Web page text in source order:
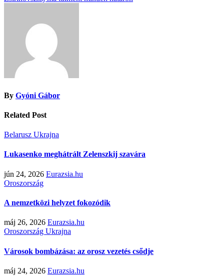
navigáció
By Gyóni Gábor
Related Post
Belarusz Ukrajna
Lukasenko meghátrált Zelenszkij szavára
jún 24, 2026 Eurazsia.hu
Oroszország
A nemzetközi helyzet fokozódik
máj 26, 2026 Eurazsia.hu
Oroszország Ukrajna
Városok bombázása: az orosz vezetés csődje
máj 24, 2026 Eurazsia.hu